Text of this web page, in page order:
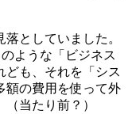
としていました。
ような「ビジネス
ども、それを「シス
額の費用を使って外
当たり前？）